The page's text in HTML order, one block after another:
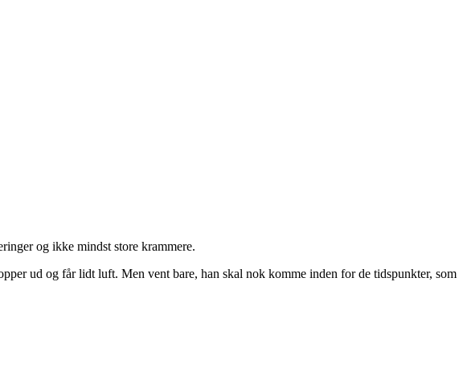
og ikke mindst store krammere.
ud og får lidt luft. Men vent bare, han skal nok komme inden for de tidspunkter, som